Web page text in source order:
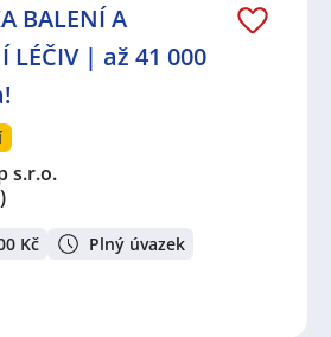
BALENÍ A
LÉČIV | až 41 000
s.r.o.
Kč Plný úvazek